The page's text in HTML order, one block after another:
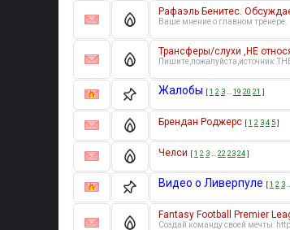
Рафаэль Бенитес.
Ваше мнение о главном тренере.
Трансферы/слухи ,НЕ
Жалобы [1 2 3… 19 20 21 ]
Брендан Роджерс [1 2 345]
Челси [1 2 3… 22 2324]
Видео о Ливерпуле [1 2 3…
Fantasy Football Premier
Создай команду своей мечты: